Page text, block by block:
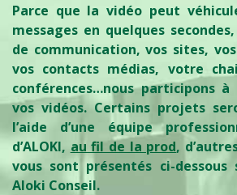
Parce que la vidéo peut
messages en quelques
de communication, vos sites,
vos contacts médias, votre
conférences…nous participons
vos vidéos. Certains projets
l’aide d’une équipe
d’ALOKI, au fil de la prod,
vous sont présentés ci-
Aloki Conseil.